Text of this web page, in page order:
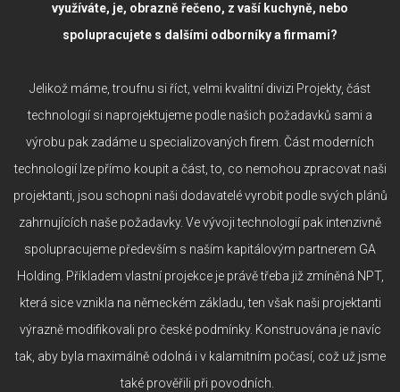
využíváte, je, obrazně řečeno, z vaší kuchyně, nebo
spolupracujete s dalšími odborníky a firmami?
Jelikož máme, troufnu si říct, velmi kvalitní divizi Projekty, část
technologií si naprojektujeme podle našich požadavků sami a
výrobu pak zadáme u specializovaných firem. Část moderních
technologií lze přímo koupit a část, to, co nemohou zpracovat naši
projektanti, jsou schopni naši dodavatelé vyrobit podle svých plánů
zahrnujících naše požadavky. Ve vývoji technologií pak intenzivně
spolupracujeme především s naším kapitálovým partnerem GA
Holding. Příkladem vlastní projekce je právě třeba již zmíněná NPT,
která sice vznikla na německém základu, ten však naši projektanti
výrazně modifikovali pro české podmínky. Konstruována je navíc
tak, aby byla maximálně odolná i v kalamitním počasí, což už jsme
také prověřili při povodních.